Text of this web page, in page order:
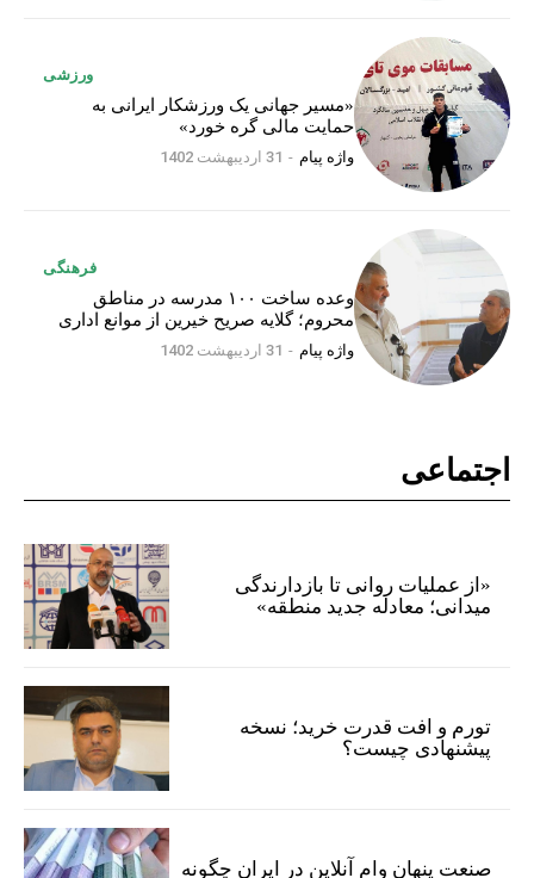
ورزشی
«مسیر جهانی یک ورزشکار ایرانی به
حمایت مالی گره خورد»
واژه پیام - 31 اردیبهشت 1402
فرهنگی
وعده ساخت ۱۰۰ مدرسه در مناطق
محروم؛ گلایه صریح خیرین از موانع اداری
واژه پیام - 31 اردیبهشت 1402
اجتماعی
«از عملیات روانی تا بازدارندگی
میدانی؛ معادله جدید منطقه»
تورم و افت قدرت خرید؛ نسخه
پیشنهادی چیست؟
صنعت پنهان وام آنلاین در ایران چگونه